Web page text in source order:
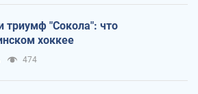
триумф "Сокола": что
хоккее
474